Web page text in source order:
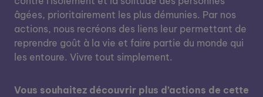
âgées, prioritairement les plus démunies. Par nos
actions, nous recréons des liens leur permettant de
reprendre goût à la vie et faire partie du monde qui
les entoure. Vivre tout simplement.
Vous souhaitez découvrir plus d’actions de cette